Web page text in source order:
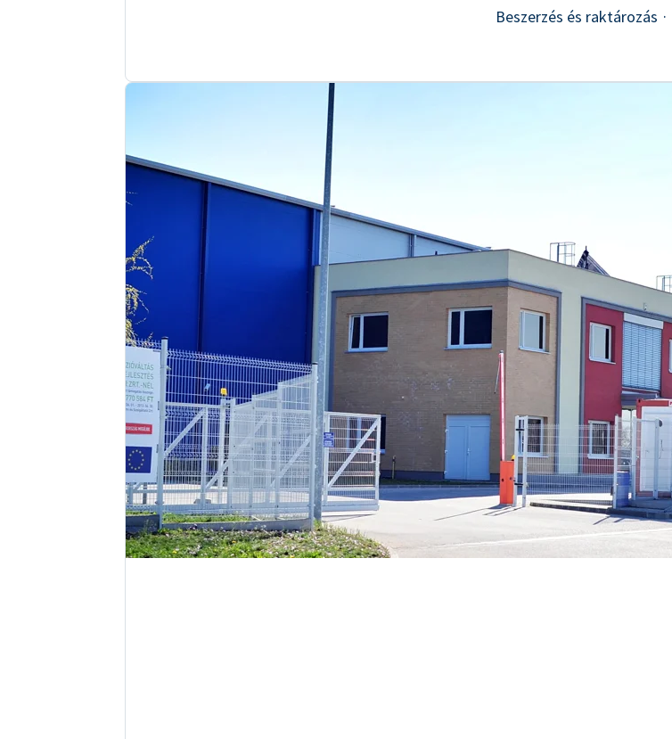
Beszerzés és raktározás ·